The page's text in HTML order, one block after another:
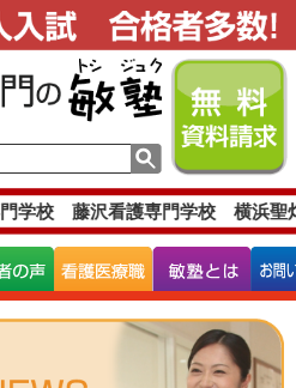
学校 藤沢看護専門学校 横浜聖